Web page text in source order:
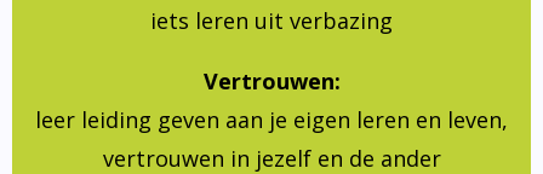
iets leren uit verbazing
Vertrouwen:
leer leiding geven aan je eigen leren en leven,
vertrouwen in jezelf en de ander